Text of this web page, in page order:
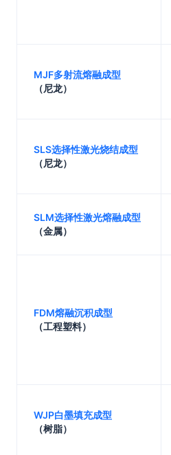
MJF多射流熔融成型
（尼龙）
SLS选择性激光烧结成型
（尼龙）
SLM选择性激光熔融成型
（金属）
FDM熔融沉积成型
（工程塑料）
WJP白墨填充成型
（树脂）